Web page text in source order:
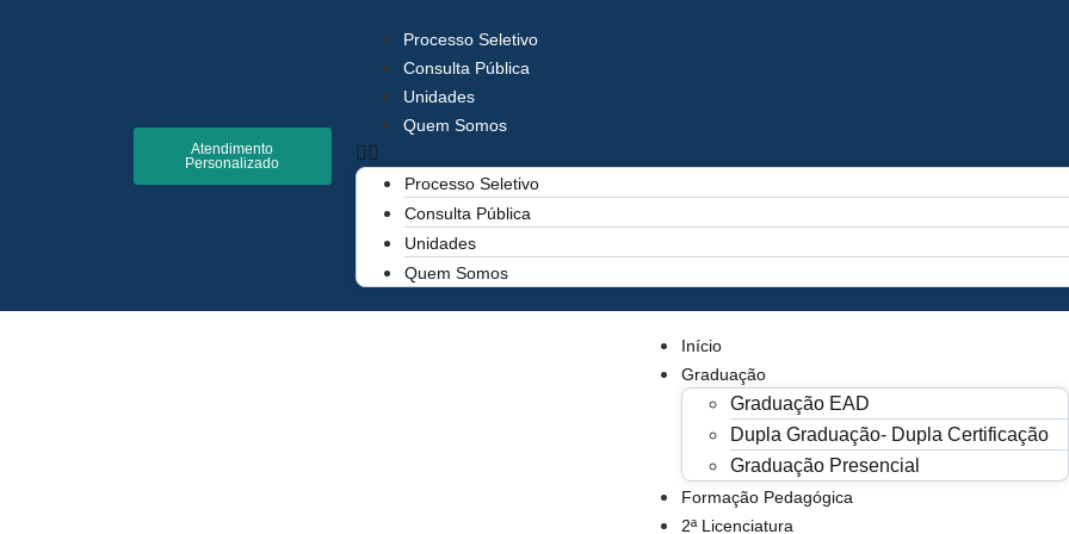
Atendimento
Personalizado
Processo Seletivo
Consulta Pública
Unidades
Quem Somos
Processo Seletivo
Consulta Pública
Unidades
Quem Somos
Início
Graduação
Graduação EAD
Dupla Graduação- Dupla Certificação
Graduação Presencial
Formação Pedagógica
2ª Licenciatura